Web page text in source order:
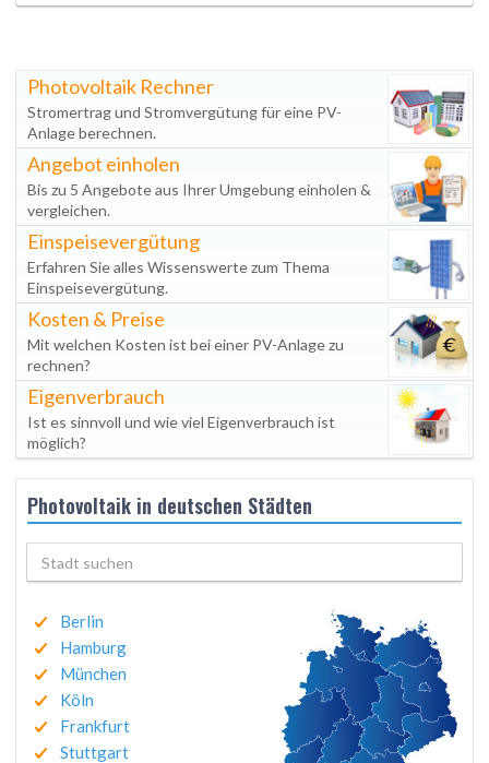
Photovoltaik Rechner
Stromertrag und Stromvergütung für eine PV-
Anlage berechnen.
Angebot einholen
Bis zu 5 Angebote aus Ihrer Umgebung einholen &
vergleichen.
Einspeisevergütung
Erfahren Sie alles Wissenswerte zum Thema
Einspeisevergütung.
Kosten & Preise
Mit welchen Kosten ist bei einer PV-Anlage zu
rechnen?
Eigenverbrauch
Ist es sinnvoll und wie viel Eigenverbrauch ist
möglich?
Photovoltaik in deutschen Städten
Berlin
Hamburg
München
Köln
Frankfurt
Stuttgart